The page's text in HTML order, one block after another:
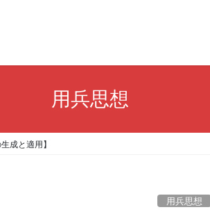
用兵思想
成と適用】
用兵思想